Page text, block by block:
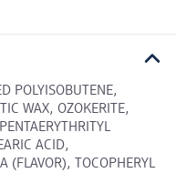
POLYISOBUTENE,
WAX, OZOKERITE,
ACID,
(FLAVOR), TOCOPHERYL